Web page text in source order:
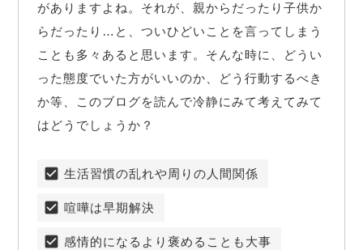
がありますよね。それが、親からだったり子供か
らだったり…と、ついひどいことを言ってしまう
ことも多々あると思います。そんな時に、どうい
った態度でいた方がいいのか、どう行動するべき
か等、このブログを読んで冷静にみて考えてみて
はどうでしょうか？
生活習慣の乱れや周りの人間関係
喧嘩は早期解決
感情的になるより褒めることも大事